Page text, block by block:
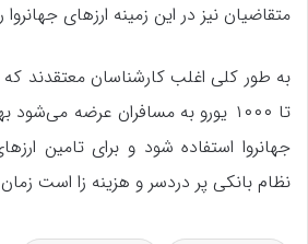
متقاضیان نیز در این زمینه ارز‌های
تا ۱۰۰۰ یورو به مسافران عرضه
جهانروا استفاده شود و برای تامین
نظام بانکی پر دردسر و هزینه زا است